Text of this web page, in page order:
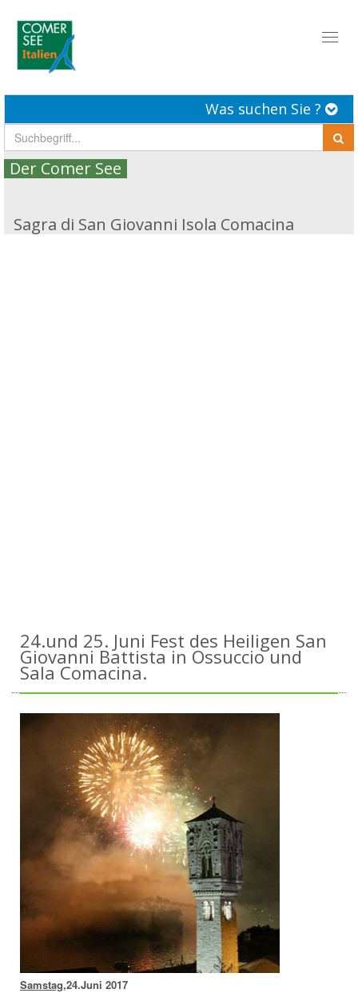
Was suchen Sie ?
Der Comer See
Sagra di San Giovanni Isola Comacina
24.und 25. Juni Fest des Heiligen San
Giovanni Battista in Ossuccio und
Sala Comacina.
Samstag,24.Juni 2017